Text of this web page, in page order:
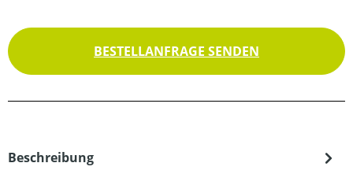
BESTELLANFRAGE SENDEN
Beschreibung